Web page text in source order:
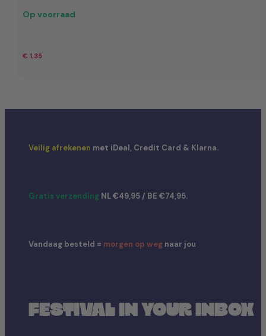
Op voorraad
€ 1,35
Veilig afrekenen met iDeal, Credit Card & Klarna.
Gratis verzending NL €49,95 / BE €74,95.
Vandaag besteld = morgen op weg naar jou
FESTIVAL IN YOUR INBOX